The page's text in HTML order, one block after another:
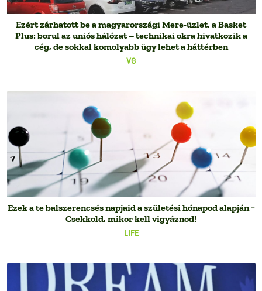
VG
Ezért zárhatott be a magyarországi Mere-üzlet, a Basket
Plus: borul az uniós hálózat – technikai okra hivatkozik a
cég, de sokkal komolyabb ügy lehet a háttérben
LIFE
Ezek a te balszerencsés napjaid a születési hónapod alapján −
Csekkold, mikor kell vigyáznod!